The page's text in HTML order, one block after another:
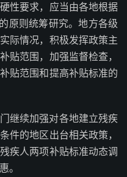
性要求，应当由各地根据
原则统筹研究。地方各级
际情况，积极发挥政策主
贴范围，加强监督检查，
贴范围和提高补贴标准的
继续加强对各地建立残疾
件的地区出台相关政策，
疾人两项补贴标准动态调
。